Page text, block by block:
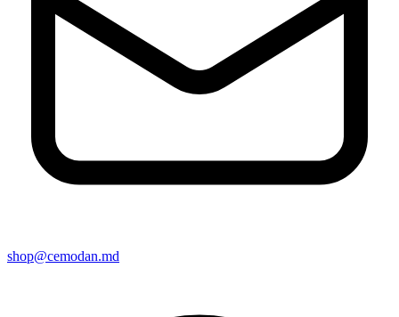
shop@cemodan.md